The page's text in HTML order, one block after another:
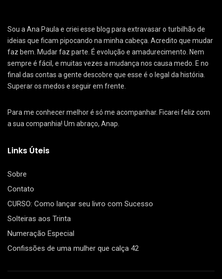
Sou a Ana Paula e criei esse blog para extravasar o turbilhão de
ideias que ficam pipocando na minha cabeça. Acredito que mudar
faz bem. Mudar faz parte. É evolução e amadurecimento. Nem
sempre é fácil, e muitas vezes a mudança nos causa medo. E no
final das contas a gente descobre que esse é o legal da história.
Superar os medos e seguir em frente.
Para me conhecer melhor é só me acompanhar. Ficarei feliz com
a sua companhia! Um abraço, Anap.
Links Úteis
Sobre
Contato
CURSO: Como lançar seu livro com Sucesso
Solteiras aos Trinta
Numeração Especial
Confissões de uma mulher que calça 42